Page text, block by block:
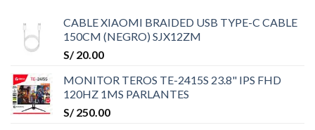
CABLE XIAOMI BRAIDED USB TYPE-C CABLE
150CM (NEGRO) SJX12ZM
S/20.00
MONITOR TEROS TE-2415S 23.8" IPS FHD
120HZ 1MS PARLANTES
S/250.00